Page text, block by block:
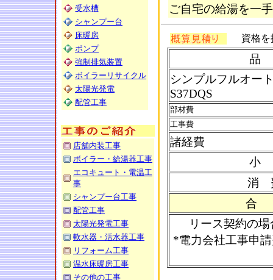
受水槽
シャンプー台
床暖房
ポンプ
強制排気装置
ボイラーリサイクル
太陽光発電
配管工事
店舗内装工事
ボイラー・給湯器工事
エコキュート・電温工
事
シャンプー台工事
配管工事
太陽光発電工事
軟水器・活水器工事
リフォーム工事
温水床暖房工事
その他の工事
ご自宅の給湯を一
資格
シンプルフルオー
S37DQS
部材費
工事費
諸経費
消
リース契約の
*電力会社工事申